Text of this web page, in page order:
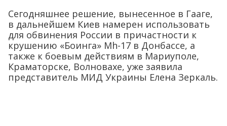
Сегодняшнее решение, вынесенное в Гааге,
в дальнейшем Киев намерен использовать
для обвинения России в причастности к
крушению «Боинга» Mh-17 в Донбассе, а
также к боевым действиям в Мариуполе,
Краматорске, Волновахе, уже заявила
представитель МИД Украины Елена Зеркаль.